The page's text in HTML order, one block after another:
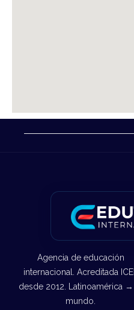
Agencia de educación
internacional. Acreditada
desde 2012. Latinoamérica →
mundo.